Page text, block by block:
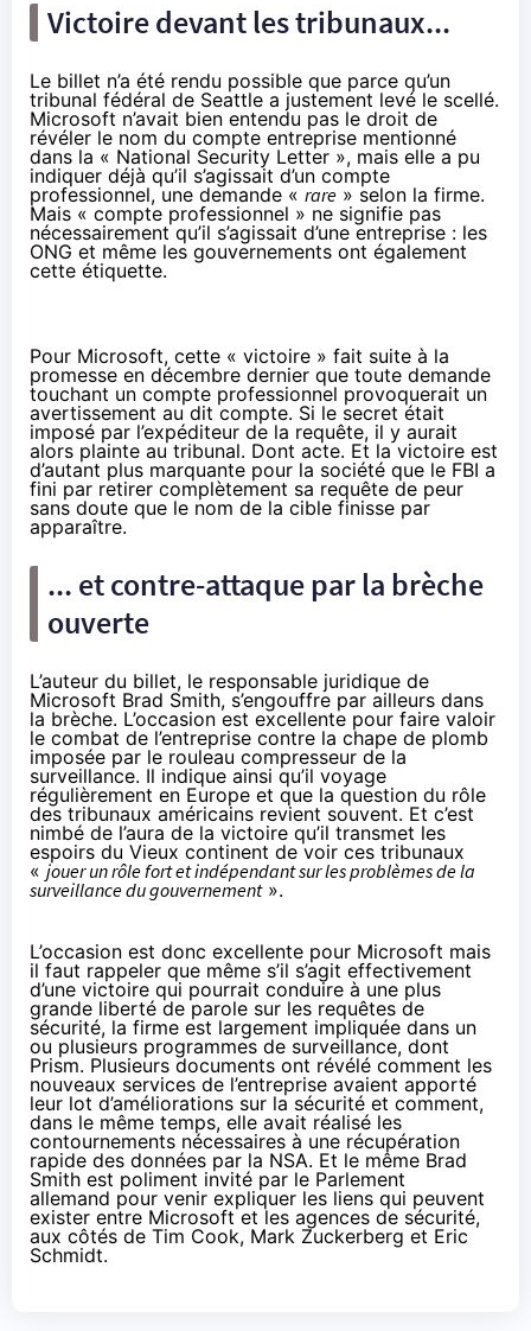
Victoire devant les tribunaux...
Le billet n’a été rendu possible que parce qu’un
tribunal fédéral de Seattle a justement levé le scellé.
Microsoft n’avait bien entendu pas le droit de
révéler le nom du compte entreprise mentionné
dans la « National Security Letter », mais elle a pu
indiquer déjà qu’il s’agissait d’un compte
professionnel, une demande « rare » selon la firme.
Mais « compte professionnel » ne signifie pas
nécessairement qu’il s’agissait d’une entreprise : les
ONG et même les gouvernements ont également
cette étiquette.
Pour Microsoft, cette « victoire » fait suite à la
promesse en décembre dernier que toute demande
touchant un compte professionnel provoquerait un
avertissement au dit compte. Si le secret était
imposé par l’expéditeur de la requête, il y aurait
alors plainte au tribunal. Dont acte. Et la victoire est
d’autant plus marquante pour la société que le FBI a
fini par retirer complètement sa requête de peur
sans doute que le nom de la cible finisse par
apparaître.
... et contre-attaque par la brèche
ouverte
L’auteur du billet, le responsable juridique de
Microsoft Brad Smith, s’engouffre par ailleurs dans
la brèche. L’occasion est excellente pour faire valoir
le combat de l’entreprise contre la chape de plomb
imposée par le rouleau compresseur de la
surveillance. Il indique ainsi qu’il voyage
régulièrement en Europe et que la question du rôle
des tribunaux américains revient souvent. Et c’est
nimbé de l’aura de la victoire qu’il transmet les
espoirs du Vieux continent de voir ces tribunaux
« jouer un rôle fort et indépendant sur les problèmes de la
surveillance du gouvernement».
L’occasion est donc excellente pour Microsoft mais
il faut rappeler que même s’il s’agit effectivement
d’une victoire qui pourrait conduire à une plus
grande liberté de parole sur les requêtes de
sécurité, la firme est largement impliquée dans un
ou plusieurs programmes de surveillance, dont
Prism. Plusieurs documents ont révélé comment les
nouveaux services de l’entreprise avaient apporté
leur lot d’améliorations sur la sécurité et comment,
dans le même temps, elle avait réalisé les
contournements nécessaires à une récupération
rapide des données par la NSA. Et le même Brad
Smith est poliment invité par le Parlement
allemand pour venir expliquer les liens qui peuvent
exister entre Microsoft et les agences de sécurité,
aux côtés de Tim Cook, Mark Zuckerberg et Eric
Schmidt.